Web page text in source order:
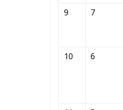
9 7
10 6